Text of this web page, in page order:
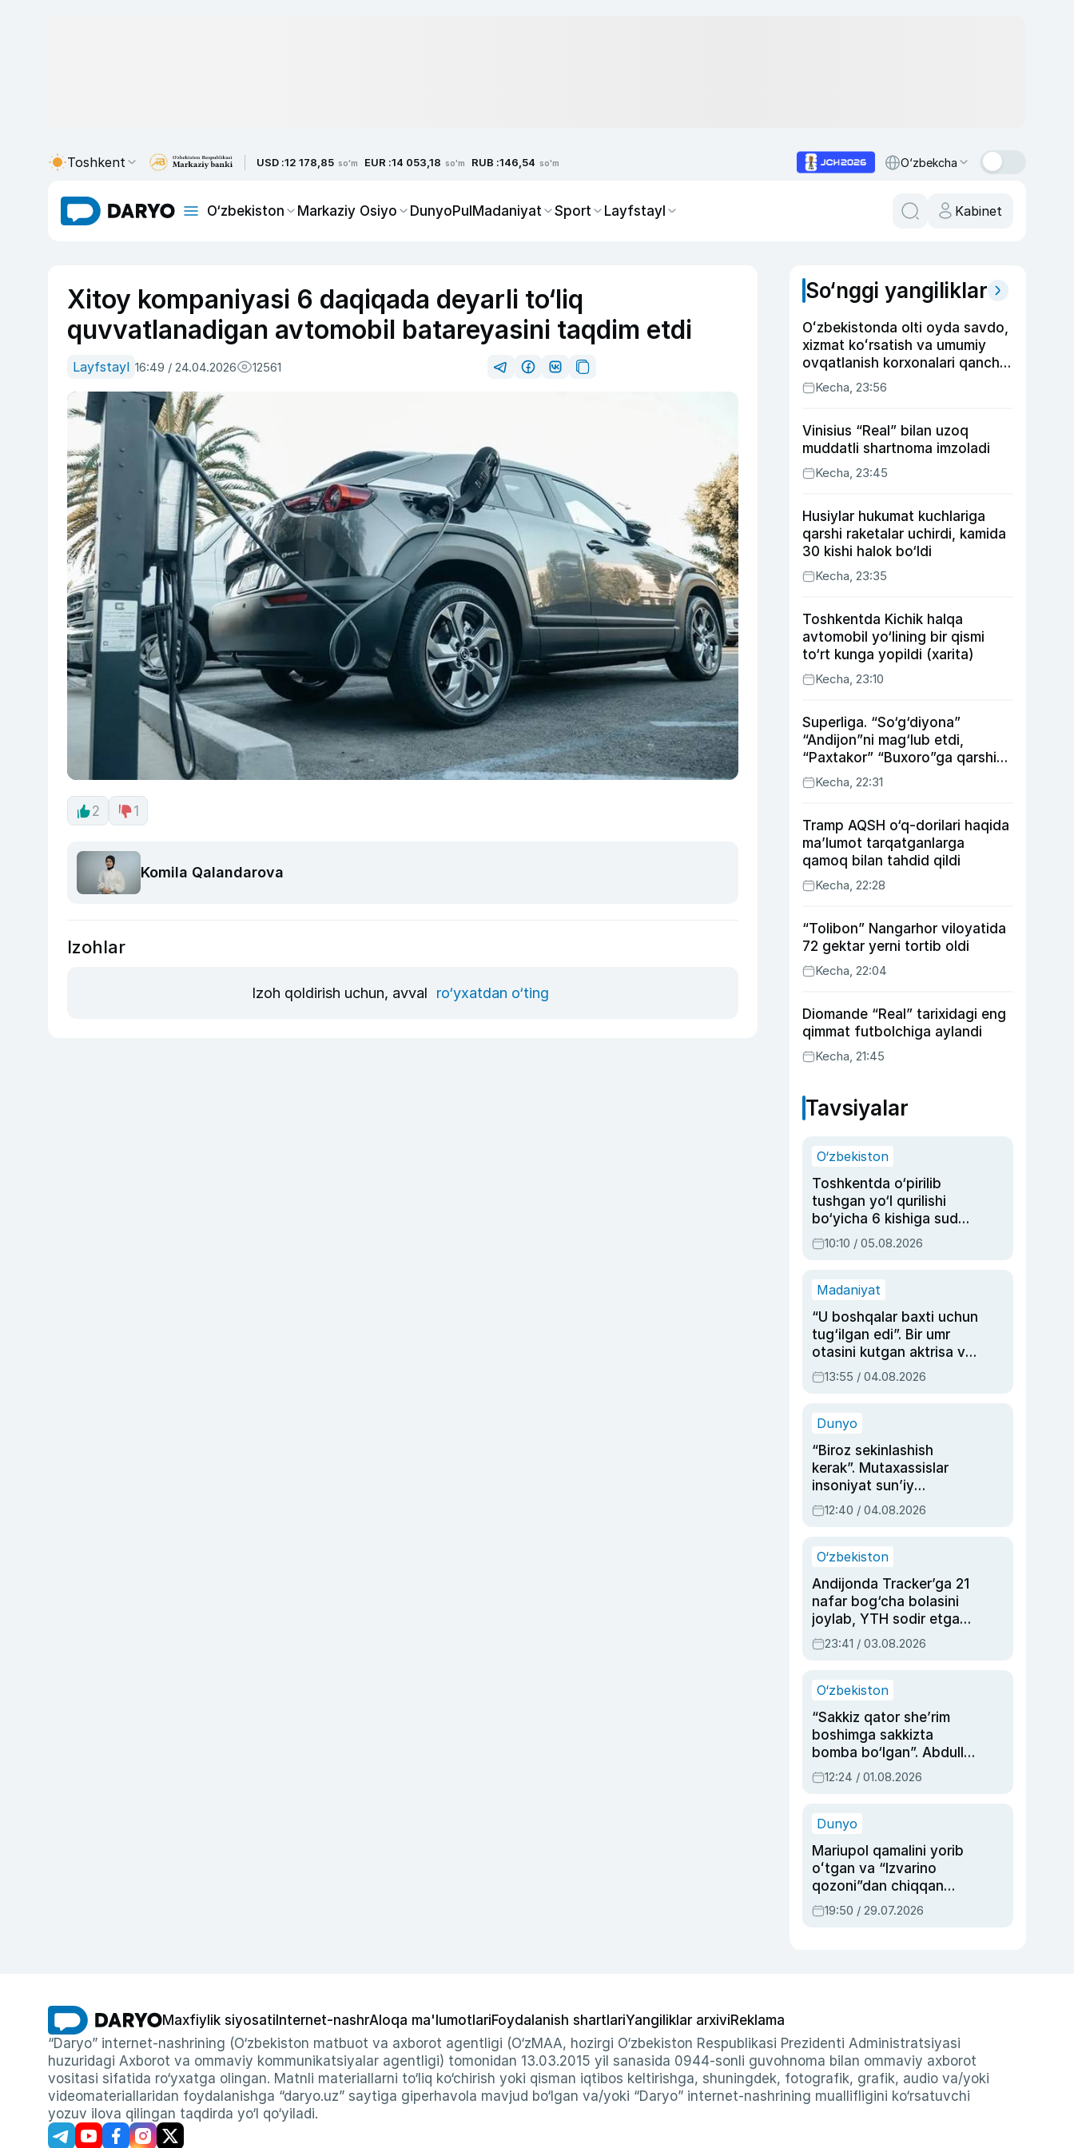
Toshkent USD :12 178,85 so'm EUR :14 053,18 so'm RUB :146,54 so'm O‘zbekcha
O‘zbekiston Markaziy Osiyo DunyoPulMadaniyat Sport Layfstayl Kabinet
Xitoy kompaniyasi 6 daqiqada deyarli to‘liq
quvvatlanadigan avtomobil batareyasini taqdim etdi
Layfstayl 16:49 / 24.04.2026 12561
2 1
Komila Qalandarova
Izohlar
Izoh qoldirish uchun, avval ro‘yxatdan o‘ting
So‘nggi yangiliklar
Oʻzbekistonda olti oyda savdo,
xizmat koʻrsatish va umumiy
ovqatlanish korxonalari qancha
soliq toʻlagani ochiqlandi
Kecha, 23:56
Vinisius “Real” bilan uzoq
muddatli shartnoma imzoladi
Kecha, 23:45
Husiylar hukumat kuchlariga
qarshi raketalar uchirdi, kamida
30 kishi halok bo‘ldi
Kecha, 23:35
Toshkentda Kichik halqa
avtomobil yo‘lining bir qismi
to‘rt kunga yopildi (xarita)
Kecha, 23:10
Superliga. “So‘g‘diyona”
“Andijon”ni mag‘lub etdi,
“Paxtakor” “Buxoro”ga qarshi
bahsda g‘alabani qo‘ldan
chiqardi
Kecha, 22:31
Tramp AQSH o‘q-dorilari haqida
ma’lumot tarqatganlarga
qamoq bilan tahdid qildi
Kecha, 22:28
“Tolibon” Nangarhor viloyatida
72 gektar yerni tortib oldi
Kecha, 22:04
Diomande “Real” tarixidagi eng
qimmat futbolchiga aylandi
Kecha, 21:45
Tavsiyalar
O‘zbekiston
Toshkentda o‘pirilib
tushgan yo‘l qurilishi
bo‘yicha 6 kishiga sud
hukmi o‘qildi
10:10 / 05.08.2026
Madaniyat
“U boshqalar baxti uchun
tug‘ilgan edi”. Bir umr
otasini kutgan aktrisa va
dublyaj ustasi Rimma
Ahmedovaning
13:55 / 04.08.2026
Dunyo
“Biroz sekinlashish
kerak”. Mutaxassislar
insoniyat sun’iy
intellektni boshqara
olmay qolishidan xavotir
12:40 / 04.08.2026
O‘zbekiston
Andijonda Tracker’ga 21
nafar bog‘cha bolasini
joylab, YTH sodir etgan
ayolga sud hukmi o‘qildi
23:41 / 03.08.2026
O‘zbekiston
“Sakkiz qator she’rim
boshimga sakkizta
bomba bo‘lgan”. Abdulla
Oripovni siyosiy
ayblovlardan asrab
12:24 / 01.08.2026
Dunyo
Mariupol qamalini yorib
oʻtgan va “Izvarino
qozoni”dan chiqqan
qahramon — Ukraina
armiyasi bosh
19:50 / 29.07.2026
Maxfiylik siyosati Internet-nashrAloqa ma'lumotlariFoydalanish shartlariYangiliklar arxiviReklama
“Daryo” internet-nashrining (O‘zbekiston matbuot va axborot agentligi (O‘zMAA, hozirgi O‘zbekiston Respublikasi Prezidenti Administratsiyasi
huzuridagi Axborot va ommaviy kommunikatsiyalar agentligi) tomonidan 13.03.2015 yil sanasida 0944-sonli guvohnoma bilan ommaviy axborot
vositasi sifatida ro‘yxatga olingan. Matnli materiallarni to‘liq ko‘chirish yoki qisman iqtibos keltirishga, shuningdek, fotografik, grafik, audio va/yoki
videomateriallaridan foydalanishga “daryo.uz” saytiga giperhavola mavjud bo‘lgan va/yoki “Daryo” internet-nashrining muallifligini ko‘rsatuvchi
yozuv ilova qilingan taqdirda yo‘l qo‘yiladi.